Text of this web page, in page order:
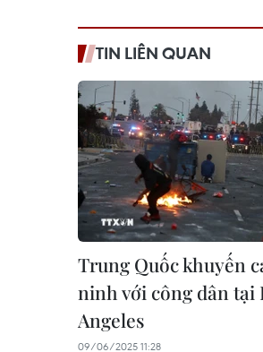
TIN LIÊN QUAN
Trung Quốc khuyến
ninh với công dân tại
Angeles
09/06/2025 11:28